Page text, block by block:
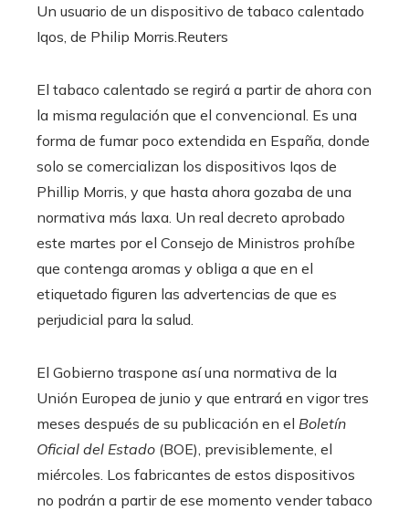
Un usuario de un dispositivo de tabaco calentado
Iqos, de Philip Morris.Reuters
El tabaco calentado se regirá a partir de ahora con
la misma regulación que el convencional. Es una
forma de fumar poco extendida en España, donde
solo se comercializan los dispositivos Iqos de
Phillip Morris, y que hasta ahora gozaba de una
normativa más laxa. Un real decreto aprobado
este martes por el Consejo de Ministros prohíbe
que contenga aromas y obliga a que en el
etiquetado figuren las advertencias de que es
perjudicial para la salud.
El Gobierno traspone así una normativa de la
Unión Europea de junio y que entrará en vigor tres
meses después de su publicación en el Boletín
Oficial del Estado (BOE), previsiblemente, el
miércoles. Los fabricantes de estos dispositivos
no podrán a partir de ese momento vender tabaco